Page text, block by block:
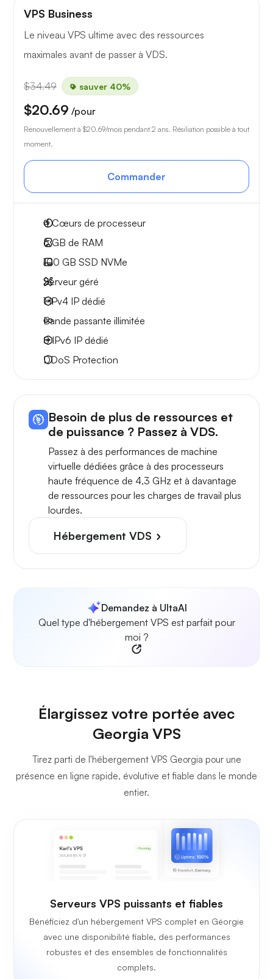
VPS Business
Le niveau VPS ultime avec des ressources
maximales avant de passer à VDS.
$34.49 sauver 40%
$20.69 /pour
Renouvellement à $20.69/mois pendant 2 ans. Résiliation possible à tout
moment.
Commander
4Cœurs de processeur
6 GB de RAM
100 GB SSD NVMe
Serveur géré
1 IPv4 IP dédié
Bande passante illimitée
8 IPv6 IP dédié
DDoS Protection
Besoin de plus de ressources et
de puissance ? Passez à VDS.
Passez à des performances de machine
virtuelle dédiées grâce à des processeurs
haute fréquence de 4,3 GHz et à davantage
de ressources pour les charges de travail plus
lourdes.
Hébergement VDS
Demandez à UltaAI
Quel type d'hébergement VPS est parfait pour
moi ?
Élargissez votre portée avec
Georgia VPS
Tirez parti de l'hébergement VPS Georgia pour une
présence en ligne rapide, évolutive et fiable dans le monde
entier.
Serveurs VPS puissants et fiables
Bénéficiez d'un hébergement VPS complet en Géorgie
avec une disponibilité fiable, des performances
robustes et des ensembles de fonctionnalités
complets.